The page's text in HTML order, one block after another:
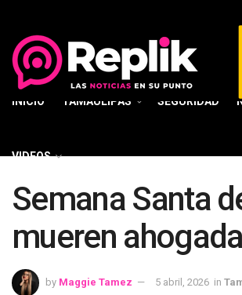
INICIO TAMAULIPAS SEGURIDAD
VIDEOS
Semana Santa
mueren
by Maggie Tamez 5 abril, 2026 in